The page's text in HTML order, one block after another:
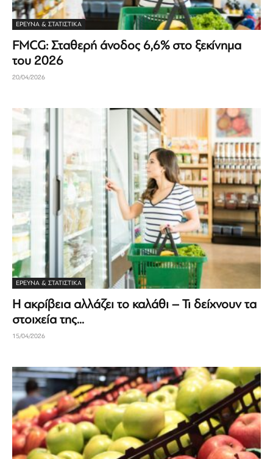
ΈΡΕΥΝΑ & ΣΤΑΤΙΣΤΙΚΆ
FMCG: Σταθερή άνοδος 6,6% στο ξεκίνημα
του 2026
20/04/2026
ΈΡΕΥΝΑ & ΣΤΑΤΙΣΤΙΚΆ
Η ακρίβεια αλλάζει το καλάθι – Τι δείχνουν τα
στοιχεία της...
15/04/2026